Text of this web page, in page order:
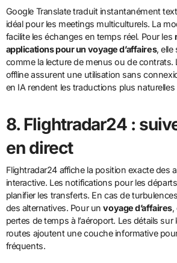
Google Translate traduit instantanément
idéal pour les meetings multiculturels. La
facilite les échanges en temps réel. Pour les
applications pour un voyage d’affaires, elle
comme la lecture de menus ou de contrats.
offline assurent une utilisation sans
en IA rendent les traductions plus
8. Flightradar24 :
en direct
Flightradar24 affiche la position exacte des
interactive. Les notifications pour les
planifier les transferts. En cas de
des alternatives. Pour unvoyage d’affaires,
pertes de temps à l’aéroport. Les détails sur
routes ajoutent une couche informative
fréquents.